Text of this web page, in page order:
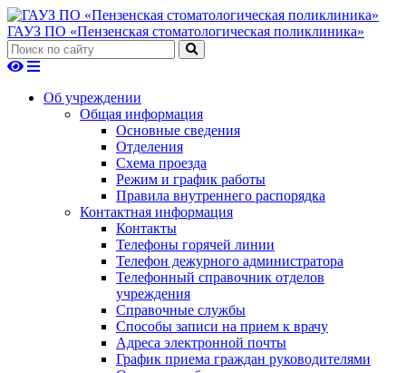
ГАУЗ ПО «Пензенская стоматологическая поликлиника»
Об учреждении
Общая информация
Основные сведения
Отделения
Схема проезда
Режим и график работы
Правила внутреннего распорядка
Контактная информация
Контакты
Телефоны горячей линии
Телефон дежурного администратора
Телефонный справочник отделов
учреждения
Справочные службы
Способы записи на прием к врачу
Адреса электронной почты
График приема граждан руководителями